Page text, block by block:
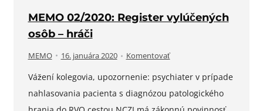
MEMO 02/2020: Register vylúčených
osôb – hráči
MEMO 16. januára 2020 Komentovať
Vážení kolegovia, upozornenie: psychiater v prípade
nahlasovania pacienta s diagnózou patologického